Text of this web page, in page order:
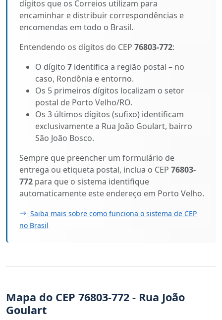
dígitos que os Correios utilizam para
encaminhar e distribuir correspondências e
encomendas em todo o Brasil.
Entendendo os dígitos do CEP 76803-772:
O dígito 7 identifica a região postal – no
caso, Rondônia e entorno.
Os 5 primeiros dígitos localizam o setor
postal de Porto Velho/RO.
Os 3 últimos dígitos (sufixo) identificam
exclusivamente a Rua João Goulart, bairro
São João Bosco.
Sempre que preencher um formulário de
entrega ou etiqueta postal, inclua o CEP 76803-
772 para que o sistema identifique
automaticamente este endereço em Porto Velho.
Saiba mais sobre como funciona o sistema de CEP
no Brasil
Mapa do CEP 76803-772 - Rua João
Goulart